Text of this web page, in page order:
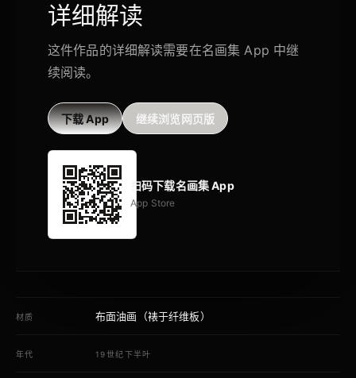
详细解读
这件作品的详细解读需要在名画集 App 中继
续阅读。
下载 App 继续浏览网页版
扫码下载名画集 App
App Store
材质 布面油画（裱于纤维板）
年代 19世纪下半叶